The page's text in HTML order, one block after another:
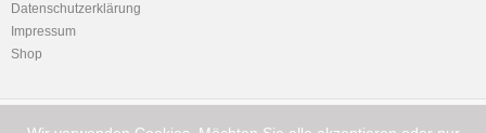
Datenschutzerklärung
Impressum
Shop